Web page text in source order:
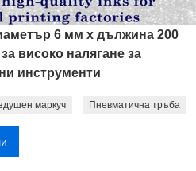
6 мм x дължина 200
високо налягане за
инструменти
маркуч Пневматична тръба